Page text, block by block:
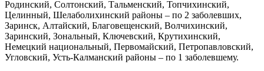
Родинский, Солтонский, Тальменский, Топчихинский,
Целинный, Шелаболихинский районы – по 2 заболевших,
Заринск, Алтайский, Благовещенский, Волчихинский,
Заринский, Зональный, Ключевский, Крутихинский,
Немецкий национальный, Первомайский, Петропавловский,
Угловский, Усть-Калманский районы – по 1 заболевшему.